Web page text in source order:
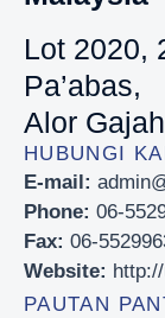
Lot 2020,
Pa’abas,
Alor
HUBUNGI
E-mail:
Phone: 06-
Fax: 06-
Website:
PAUTAN